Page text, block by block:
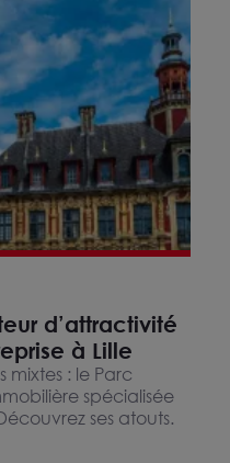
d’attractivité
à Lille
mixtes : le Parc
spécialisée
ses atouts.